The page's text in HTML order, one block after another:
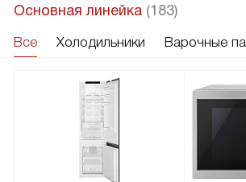
Основная линейка (183)
Все Холодильники Варочные